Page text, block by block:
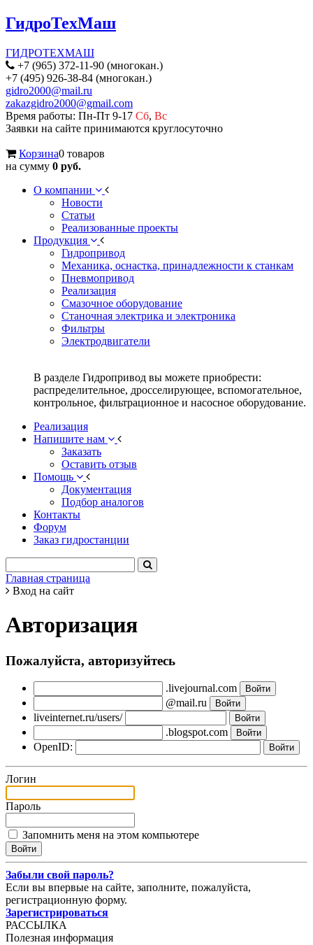
ГидроТехМаш
ГИДРОТЕХМАШ
+7 (965) 372-11-90 (многокан.)
+7 (495) 926-38-84 (многокан.)
gidro2000@mail.ru
zakazgidro2000@gmail.com
Время работы: Пн-Пт 9-17 Сб, Вс
Заявки на сайте принимаются круглосуточно
Корзина0 товаров
на сумму 0 руб.
О компании
Новости
Статьи
Реализованные проекты
Продукция
Гидропривод
Механика, оснастка, принадлежности к станкам
Пневмопривод
Реализация
Смазочное оборудование
Станочная электрика и электроника
Фильтры
Электродвигатели
В разделе Гидропривод вы можете приобрести:
распределительное, дросселирующее, вспомогательное,
контрольное, фильтрационное и насосное оборудование.
Реализация
Напишите нам
Заказать
Оставить отзыв
Помощь
Документация
Подбор аналогов
Контакты
Форум
Заказ гидростанции
Главная страница
Вход на сайт
Авторизация
Пожалуйста, авторизуйтесь
.livejournal.com
@mail.ru
liveinternet.ru/users/
.blogspot.com
OpenID:
Логин
Пароль
Запомнить меня на этом компьютере
Забыли свой пароль?
Если вы впервые на сайте, заполните, пожалуйста,
регистрационную форму.
Зарегистрироваться
РАССЫЛКА
Полезная информация